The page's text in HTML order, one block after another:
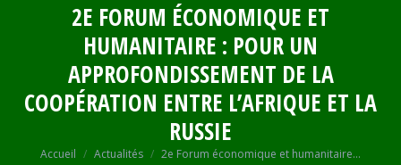
2E FORUM ÉCONOMIQUE ET
HUMANITAIRE : POUR UN
APPROFONDISSEMENT DE LA
COOPÉRATION ENTRE L’AFRIQUE ET LA
RUSSIE
Vous êtes ici :
Accueil Actualités 2e Forum économique et humanitaire…